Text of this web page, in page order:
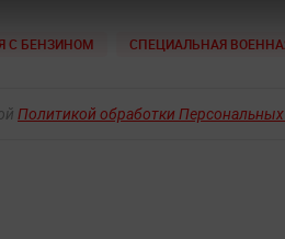
С БЕНЗИНОМ СПЕЦИАЛЬНАЯ
Политикой обработки